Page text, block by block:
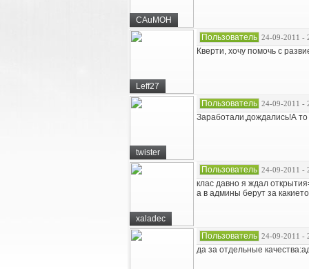
CAuMOH
Leff27
Пользователь 24-09-2011 -
Кверти, хочу помочь с
twister
Пользователь 24-09-2011 -
Заработали,дождались!А
xaladec
Пользователь 24-09-2011 -
клас давно я ждал
а в админы берут за
Пользователь 24-09-2011 -
да за отдельные